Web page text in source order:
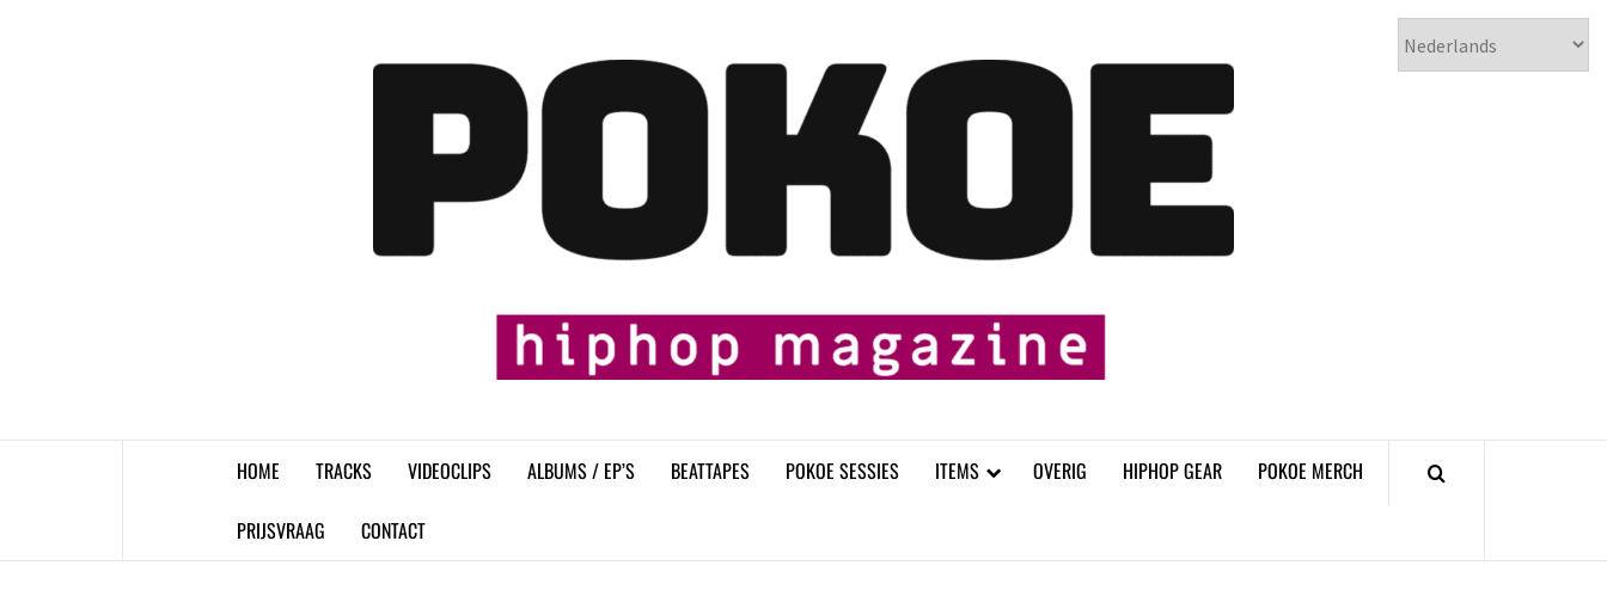
𝗣𝗢𝗞𝗢𝗘
HOME TRACKS VIDEOCLIPS ALBUMS / EP’S BEATTAPES POKOE SESSIES ITEMS OVERIG HIPHOP GEAR POKOE MERCH
PRIJSVRAAG CONTACT